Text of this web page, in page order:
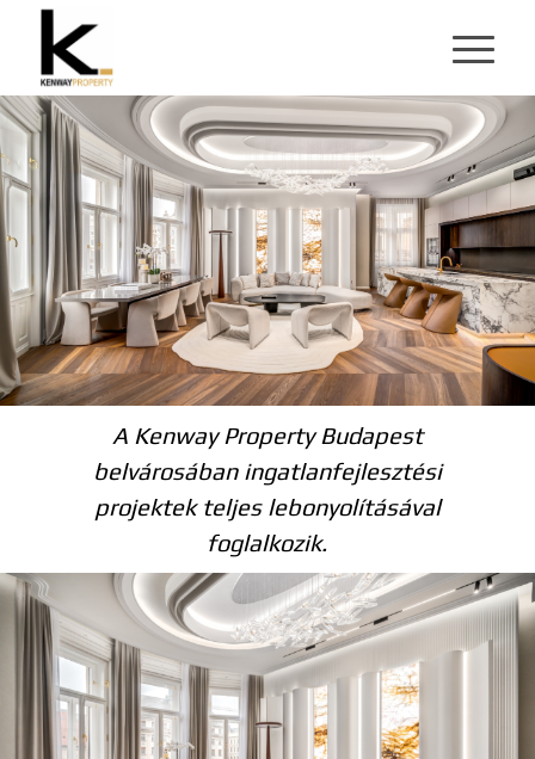
A Kenway Property Budapest
belvárosában ingatlanfejlesztési
projektek teljes lebonyolításával
foglalkozik.